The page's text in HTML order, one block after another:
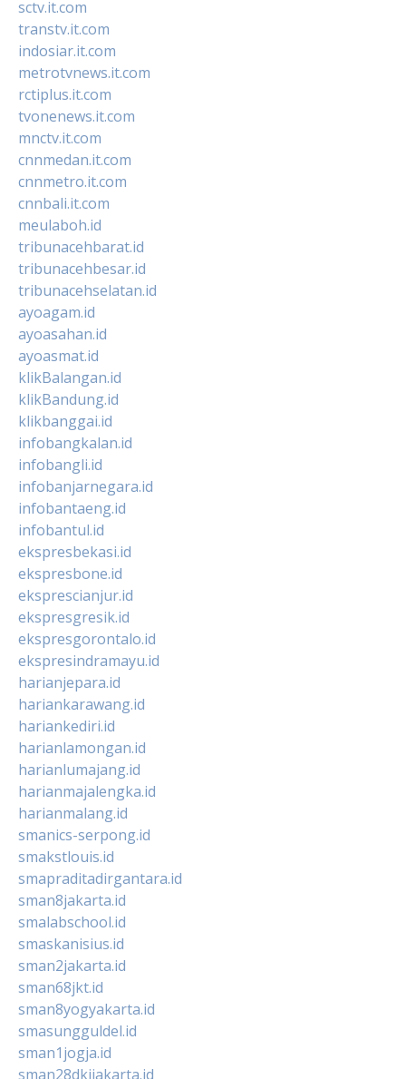
sctv.it.com
transtv.it.com
indosiar.it.com
metrotvnews.it.com
rctiplus.it.com
tvonenews.it.com
mnctv.it.com
cnnmedan.it.com
cnnmetro.it.com
cnnbali.it.com
meulaboh.id
tribunacehbarat.id
tribunacehbesar.id
tribunacehselatan.id
ayoagam.id
ayoasahan.id
ayoasmat.id
klikBalangan.id
klikBandung.id
klikbanggai.id
infobangkalan.id
infobangli.id
infobanjarnegara.id
infobantaeng.id
infobantul.id
ekspresbekasi.id
ekspresbone.id
eksprescianjur.id
ekspresgresik.id
ekspresgorontalo.id
ekspresindramayu.id
harianjepara.id
hariankarawang.id
hariankediri.id
harianlamongan.id
harianlumajang.id
harianmajalengka.id
harianmalang.id
smanics-serpong.id
smakstlouis.id
smapraditadirgantara.id
sman8jakarta.id
smalabschool.id
smaskanisius.id
sman2jakarta.id
sman68jkt.id
sman8yogyakarta.id
smasungguldel.id
sman1jogja.id
sman28dkijakarta.id